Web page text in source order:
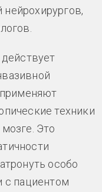
применяют
техники
Это
особо
с пациентом